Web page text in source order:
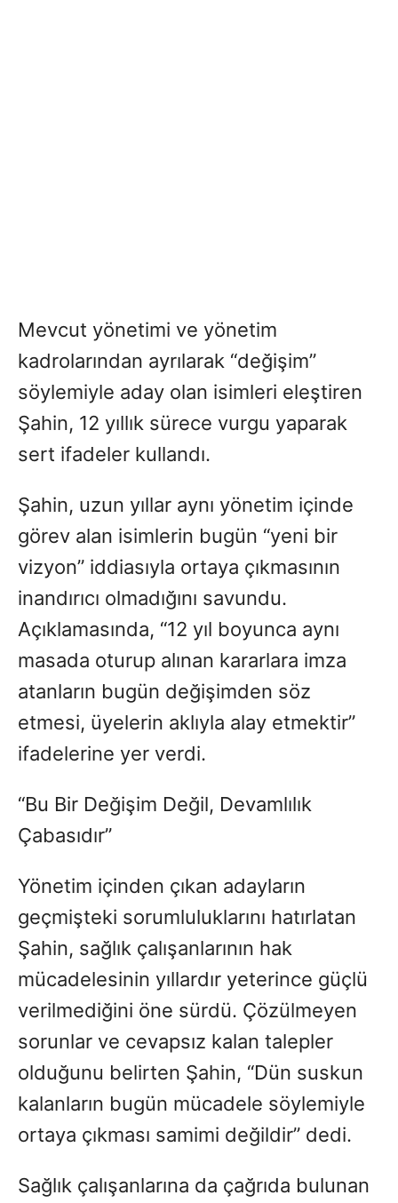
Mevcut yönetimi ve yönetim
kadrolarından ayrılarak “değişim”
söylemiyle aday olan isimleri eleştiren
Şahin, 12 yıllık sürece vurgu yaparak
sert ifadeler kullandı.
Şahin, uzun yıllar aynı yönetim içinde
görev alan isimlerin bugün “yeni bir
vizyon” iddiasıyla ortaya çıkmasının
inandırıcı olmadığını savundu.
Açıklamasında, “12 yıl boyunca aynı
masada oturup alınan kararlara imza
atanların bugün değişimden söz
etmesi, üyelerin aklıyla alay etmektir”
ifadelerine yer verdi.
“Bu Bir Değişim Değil, Devamlılık
Çabasıdır”
Yönetim içinden çıkan adayların
geçmişteki sorumluluklarını hatırlatan
Şahin, sağlık çalışanlarının hak
mücadelesinin yıllardır yeterince güçlü
verilmediğini öne sürdü. Çözülmeyen
sorunlar ve cevapsız kalan talepler
olduğunu belirten Şahin, “Dün suskun
kalanların bugün mücadele söylemiyle
ortaya çıkması samimi değildir” dedi.
Sağlık çalışanlarına da çağrıda bulunan